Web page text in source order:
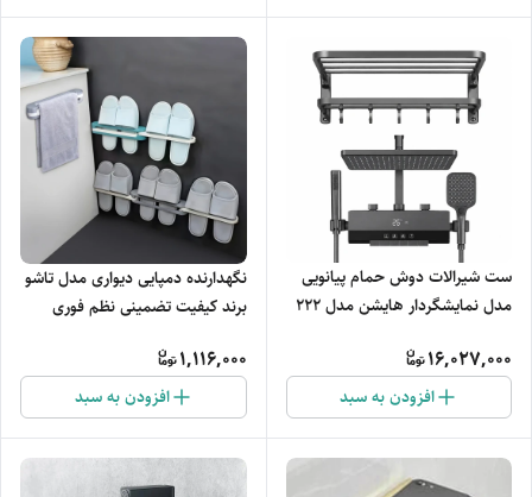
ست شیرالات دوش حمام پیانویی
مدل نمایشگردار هایشن مدل 222
16,027,000
افزودن به سبد
نگهدارنده دمپایی دیواری مدل تاشو
برند کیفیت تضمینی نظم فوری
1,116,000
افزودن به سبد